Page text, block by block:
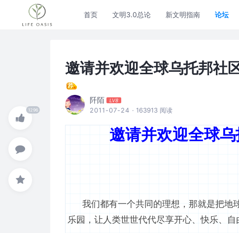
首页 文明3.0总论 新文明指南 论坛
邀请并欢迎全球乌托邦社
阡陌 LV8
2011-07-24 · 163913 阅读
邀请并欢迎全球
我们都有一个共同的理想，那就是把地
乐园，让人类世世代代尽享开心、快乐、自